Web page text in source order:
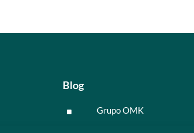
Blog
^ Grupo OMK